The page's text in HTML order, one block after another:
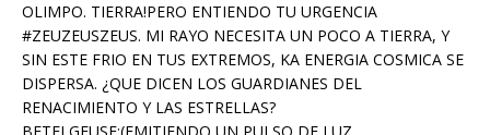
OLIMPO. TIERRA!PERO ENTIENDO TU URGENCIA
#ZEUZEUSZEUS. MI RAYO NECESITA UN POCO A TIERRA, Y
SIN ESTE FRIO EN TUS EXTREMOS, KA ENERGIA COSMICA SE
DISPERSA. ¿QUE DICEN LOS GUARDIANES DEL
RENACIMIENTO Y LAS ESTRELLAS?